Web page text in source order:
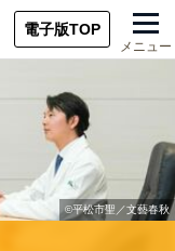
電子版TOP
メニュー